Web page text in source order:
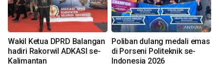
Wakil Ketua DPRD Balangan
hadiri Rakorwil ADKASI se-
Kalimantan
Poliban dulang medali emas
di Porseni Politeknik se-
Indonesia 2026